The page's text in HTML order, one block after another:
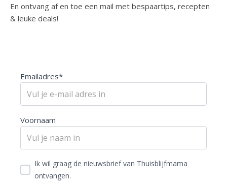
En ontvang af en toe een mail met bespaartips, recepten
& leuke deals!
Emailadres*
Voornaam
Ik wil graag de nieuwsbrief van Thuisblijfmama
ontvangen.